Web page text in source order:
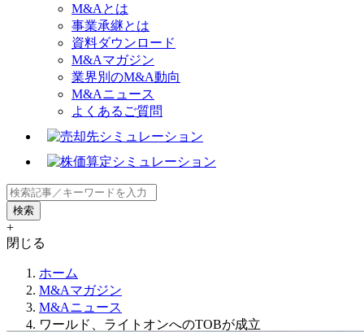
M&Aとは
事業承継とは
資料ダウンロード
M&Aマガジン
業界別のM&A動向
M&Aニュース
よくあるご質問
+
閉じる
ホーム
M&Aマガジン
M&Aニュース
ワールド、ライトオンへのTOBが成立